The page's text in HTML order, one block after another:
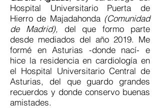
Hospital Universitario Puerta de
Hierro de Majadahonda (Comunidad
de Madrid), del que formo parte
desde mediados del año 2019. Me
formé en Asturias -donde nací- e
hice la residencia en cardiología en
el Hospital Universitario Central de
Asturias, del que guardo grandes
recuerdos y donde conservo buenas
amistades.